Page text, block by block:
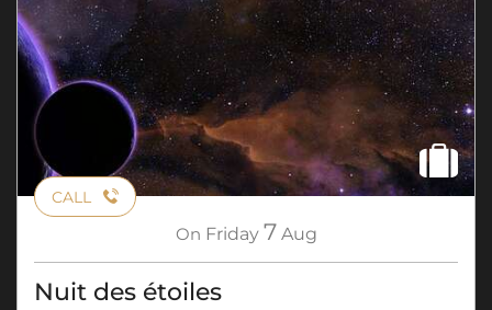
CALL
On Friday 7 Aug
Nuit des étoiles